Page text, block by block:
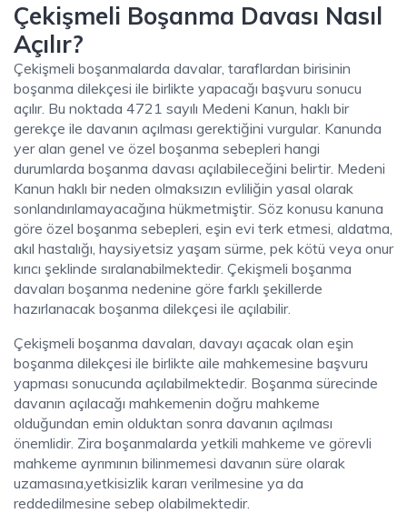
Çekişmeli Boşanma Davası Nasıl
Açılır?
Çekişmeli boşanmalarda davalar, taraflardan birisinin
boşanma dilekçesi ile birlikte yapacağı başvuru sonucu
açılır. Bu noktada 4721 sayılı Medeni Kanun, haklı bir
gerekçe ile davanın açılması gerektiğini vurgular. Kanunda
yer alan genel ve özel boşanma sebepleri hangi
durumlarda boşanma davası açılabileceğini belirtir. Medeni
Kanun haklı bir neden olmaksızın evliliğin yasal olarak
sonlandırılamayacağına hükmetmiştir. Söz konusu kanuna
göre özel boşanma sebepleri, eşin evi terk etmesi, aldatma,
akıl hastalığı, haysiyetsiz yaşam sürme, pek kötü veya onur
kırıcı şeklinde sıralanabilmektedir. Çekişmeli boşanma
davaları boşanma nedenine göre farklı şekillerde
hazırlanacak boşanma dilekçesi ile açılabilir.
Çekişmeli boşanma davaları, davayı açacak olan eşin
boşanma dilekçesi ile birlikte aile mahkemesine başvuru
yapması sonucunda açılabilmektedir. Boşanma sürecinde
davanın açılacağı mahkemenin doğru mahkeme
olduğundan emin olduktan sonra davanın açılması
önemlidir. Zira boşanmalarda yetkili mahkeme ve görevli
mahkeme ayrımının bilinmemesi davanın süre olarak
uzamasına,yetkisizlik kararı verilmesine ya da
reddedilmesine sebep olabilmektedir.